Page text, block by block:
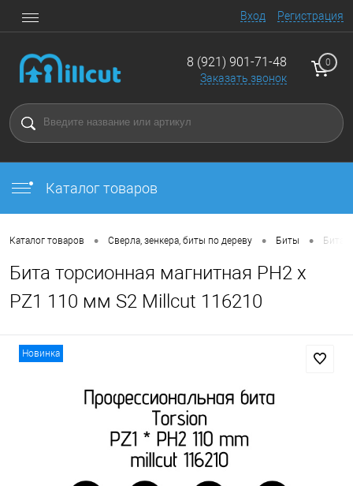
Вход Регистрация
8 (921) 901-71-48
Заказать звонок
0
Каталог товаров
Каталог товаров • Сверла, зенкера, биты по дереву • Биты • Бита
Бита торсионная магнитная PH2 x
PZ1 110 мм S2 Millcut 116210
Новинка